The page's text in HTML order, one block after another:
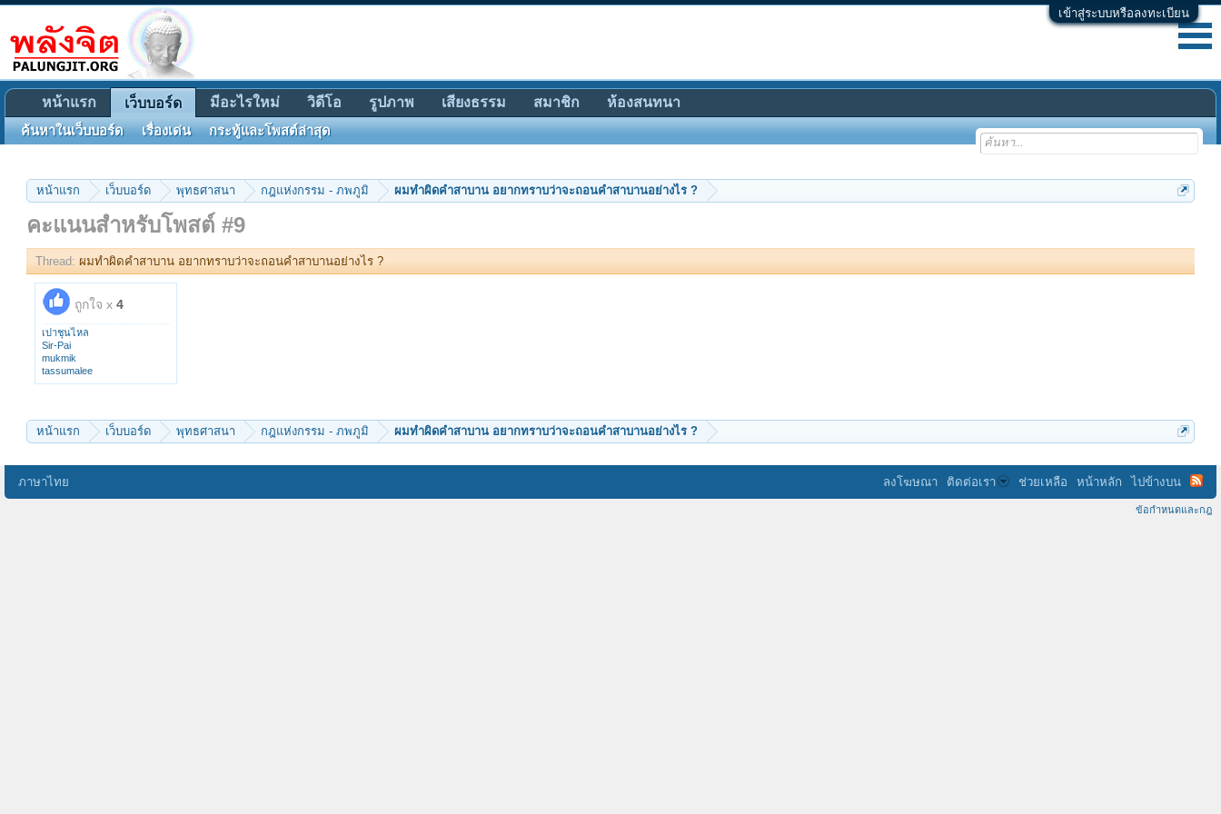
เข้าสู่ระบบหรือลงทะเบียน
หน้าแรก เว็บบอร์ด พุทธศาสนา กฎแห่งกรรม - ภพภูมิ ผมทำผิดคำสาบาน อยากทราบว่าจะถอนคำสาบานอย่างไร ?
คะแนนสำหรับโพสต์ #9
Thread: ผมทำผิดคำสาบาน อยากทราบว่าจะถอนคำสาบานอย่างไร ?
ถูกใจ x 4
เปาชุนไหล
Sir-Pai
mukmik
tassumalee
หน้าแรก เว็บบอร์ด พุทธศาสนา กฎแห่งกรรม - ภพภูมิ ผมทำผิดคำสาบาน อยากทราบว่าจะถอนคำสาบานอย่างไร ?
หน้าแรก เว็บบอร์ด
ค้นหาในเว็บบอร์ด เรื่องเด่น กระทู้และโพสต์ล่าสุด
มีอะไรใหม่ วิดีโอ รูปภาพ เสียงธรรม สมาชิก ห้องสนทนา
ภาษาไทย ลงโฆษณา ติดต่อเรา ช่วยเหลือ หน้าหลัก ไปข้างบน
ข้อกำหนดและกฎ